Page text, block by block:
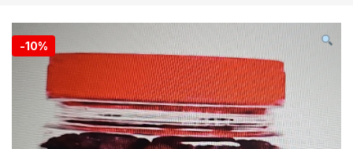
No se pudo cargar el widget de búsqueda.
Inténtalo de nuevo.
Reintentar